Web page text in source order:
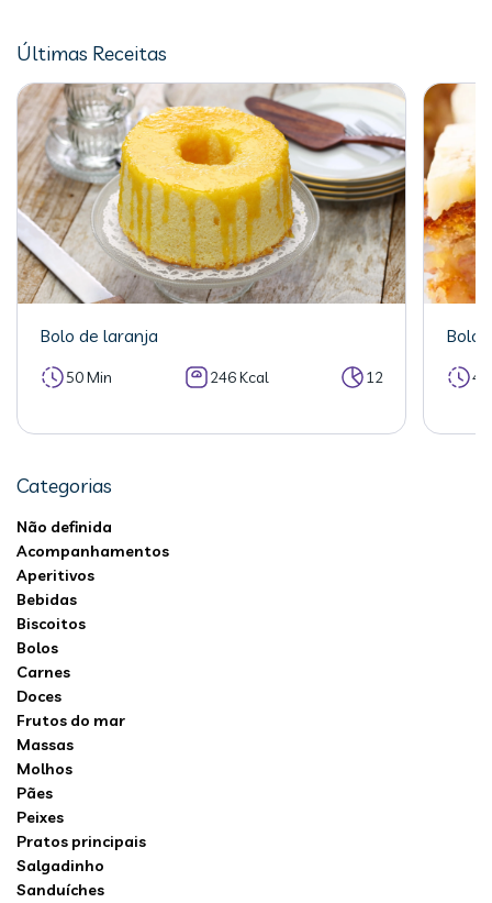
Últimas Receitas
Bolo de laranja
50 Min 246 Kcal 12
Bolo
Categorias
Não definida
Acompanhamentos
Aperitivos
Bebidas
Biscoitos
Bolos
Carnes
Doces
Frutos do mar
Massas
Molhos
Pães
Peixes
Pratos principais
Salgadinho
Sanduíches